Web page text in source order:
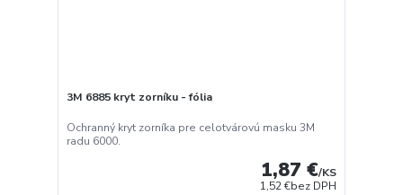
3M 6885 kryt zorníku - fólia
Ochranný kryt zorníka pre celotvárovú masku 3M
radu 6000.
1,87 €/KS
1,52 €bez DPH